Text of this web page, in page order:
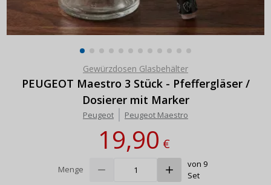
Gewürzdosen Glasbehälter
PEUGEOT Maestro 3 Stück - Pfeffergläser /
Dosierer mit Marker
Peugeot Peugeot Maestro
19,90€
Menge
von 9
Set